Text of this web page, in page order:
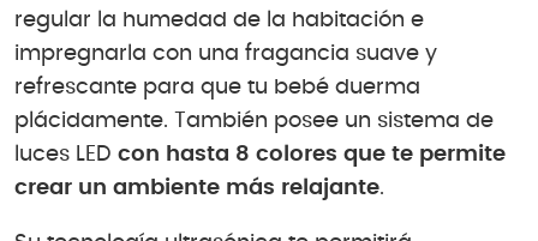
regular la humedad de la habitación e
impregnarla con una fragancia suave y
refrescante para que tu bebé duerma
plácidamente. También posee un sistema de
luces LED con hasta 8 colores que te permite
crear un ambiente más relajante.